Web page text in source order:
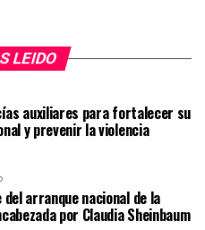
LEIDO
auxiliares para fortalecer su
y prevenir la violencia
del arranque nacional de la
por Claudia Sheinbaum